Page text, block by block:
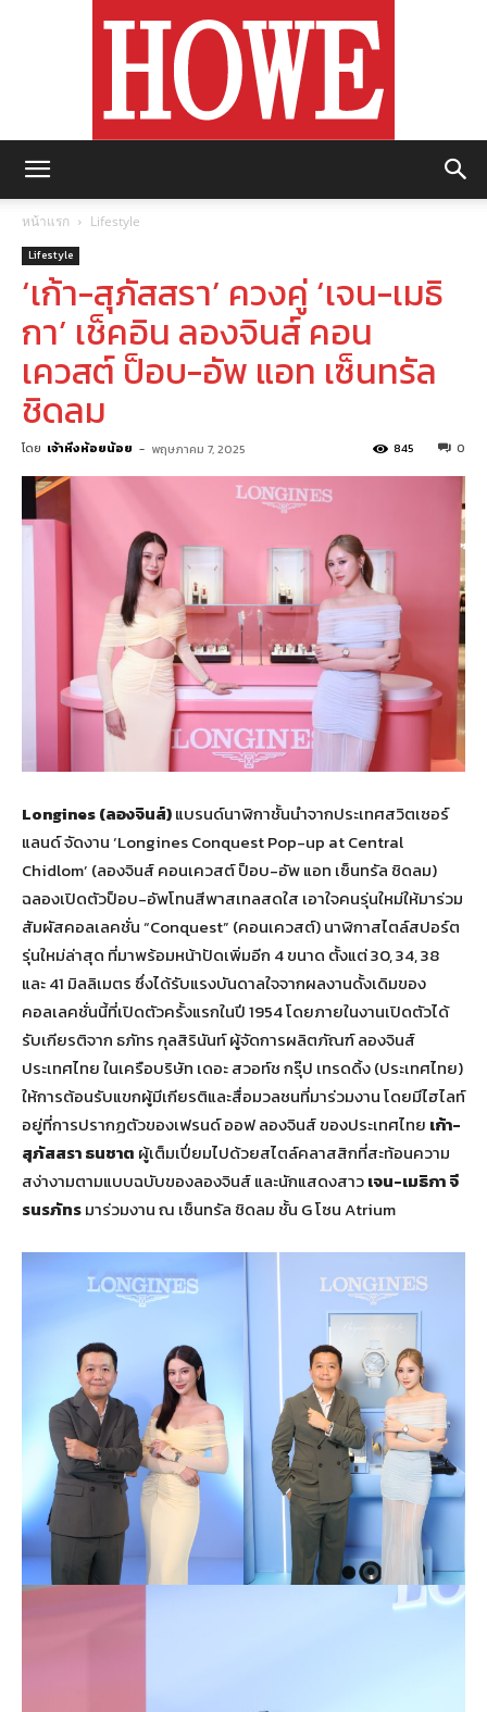
หน้าแรก Lifestyle
Lifestyle
‘เก้า-สุภัสสรา’ ควงคู่ ‘เจน-เมธิ
กา’ เช็คอิน ลองจินส์ คอน
เควสต์ ป็อบ-อัพ แอท เซ็นทรัล
ชิดลม
โดย เจ้าหิ่งห้อยน้อย - พฤษภาคม 7, 2025 0
845
Longines (ลองจินส์)แบรนด์นาฬิกาชั้นนำจากประเทศสวิตเซอร์
แลนด์ จัดงาน ‘Longines Conquest Pop-up at Central
Chidlom’ (ลองจินส์ คอนเควสต์ ป็อบ-อัพ แอท เซ็นทรัล ชิดลม)
ฉลองเปิดตัวป็อบ-อัพโทนสีพาสเทลสดใส เอาใจคนรุ่นใหม่ให้มาร่วม
สัมผัสคอลเลคชั่น “Conquest” (คอนเควสต์) นาฬิกาสไตล์สปอร์ต
รุ่นใหม่ล่าสุด ที่มาพร้อมหน้าปัดเพิ่มอีก 4 ขนาด ตั้งแต่ 30, 34, 38
และ 41 มิลลิเมตร ซึ่งได้รับแรงบันดาลใจจากผลงานดั้งเดิมของ
คอลเลคชั่นนี้ที่เปิดตัวครั้งแรกในปี 1954 โดยภายในงานเปิดตัวได้
รับเกียรติจาก ธภัทร กุลสิรินันท์ ผู้จัดการผลิตภัณฑ์ ลองจินส์
ประเทศไทย ในเครือบริษัท เดอะ สวอท์ช กรุ๊ป เทรดดิ้ง (ประเทศไทย)
ให้การต้อนรับแขกผู้มีเกียรติและสื่อมวลชนที่มาร่วมงาน โดยมีไฮไลท์
อยู่ที่การปรากฏตัวของเฟรนด์ ออฟ ลองจินส์ ของประเทศไทย เก้า-
สุภัสสรา ธนชาต ผู้เต็มเปี่ยมไปด้วยสไตล์คลาสสิกที่สะท้อนความ
สง่างามตามแบบฉบับของลองจินส์ และนักแสดงสาวเจน-เมธิกา จี
รนรภัทรมาร่วมงาน ณ เซ็นทรัล ชิดลม ชั้น G โซน Atrium